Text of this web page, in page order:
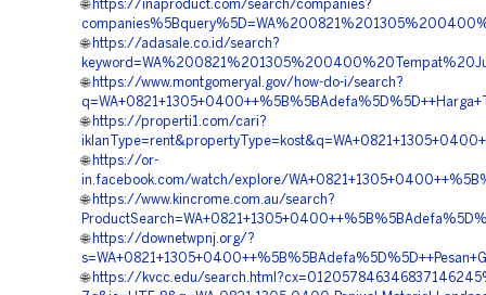
🌐 https://inaproduct.com/search/companies?
🌐 https://adasale.co.id/search?
🌐 https://www.montgomeryal.gov/how-do-i/search?
🌐 https://properti1.com/cari?
🌐 https://or-
in.facebook.com/watch/explore/
🌐 https://www.kincrome.com.au/search?
🌐 https://downetwpnj.org/?
🌐 https://kvcc.edu/